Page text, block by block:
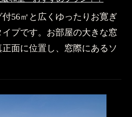
56㎡と広くゆったりお寛ぎ
プです。お部屋の大きな窓
面に位置し、窓際にあるソ